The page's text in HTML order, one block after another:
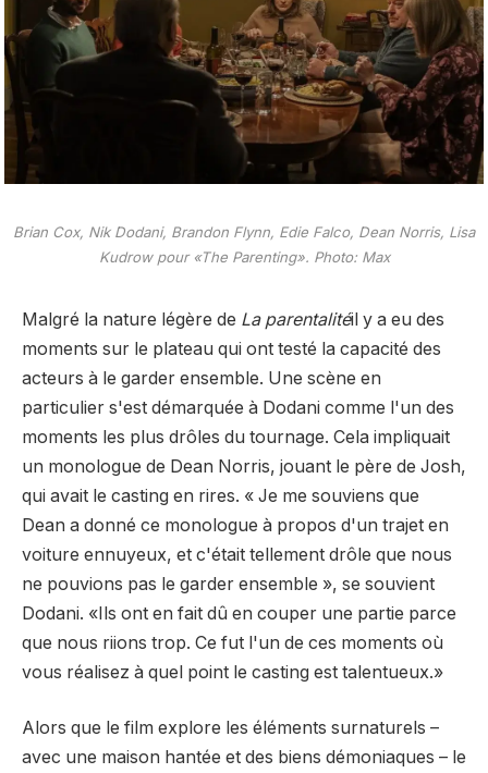
Brian Cox, Nik Dodani, Brandon Flynn, Edie Falco, Dean Norris, Lisa
Kudrow pour «The Parenting». Photo: Max
Malgré la nature légère de La parentalitéil y a eu des
moments sur le plateau qui ont testé la capacité des
acteurs à le garder ensemble. Une scène en
particulier s'est démarquée à Dodani comme l'un des
moments les plus drôles du tournage. Cela impliquait
un monologue de Dean Norris, jouant le père de Josh,
qui avait le casting en rires. « Je me souviens que
Dean a donné ce monologue à propos d'un trajet en
voiture ennuyeux, et c'était tellement drôle que nous
ne pouvions pas le garder ensemble », se souvient
Dodani. «Ils ont en fait dû en couper une partie parce
que nous riions trop. Ce fut l'un de ces moments où
vous réalisez à quel point le casting est talentueux.»
Alors que le film explore les éléments surnaturels –
avec une maison hantée et des biens démoniaques – le